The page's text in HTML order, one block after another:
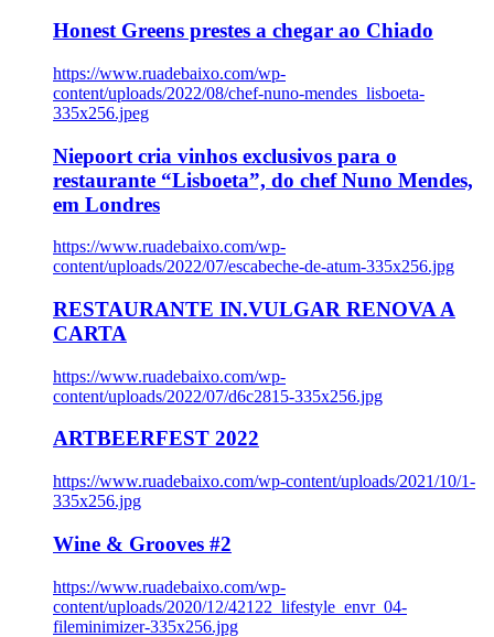
Honest Greens prestes a chegar ao Chiado
https://www.ruadebaixo.com/wp-
content/uploads/2022/08/chef-nuno-mendes_lisboeta-
335x256.jpeg
Niepoort cria vinhos exclusivos para o
restaurante “Lisboeta”, do chef Nuno Mendes,
em Londres
https://www.ruadebaixo.com/wp-
content/uploads/2022/07/escabeche-de-atum-335x256.jpg
RESTAURANTE IN.VULGAR RENOVA A
CARTA
https://www.ruadebaixo.com/wp-
content/uploads/2022/07/d6c2815-335x256.jpg
ARTBEERFEST 2022
https://www.ruadebaixo.com/wp-content/uploads/2021/10/1-
335x256.jpg
Wine & Grooves #2
https://www.ruadebaixo.com/wp-
content/uploads/2020/12/42122_lifestyle_envr_04-
fileminimizer-335x256.jpg